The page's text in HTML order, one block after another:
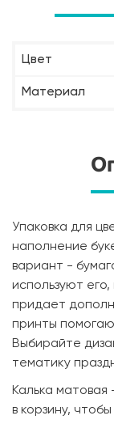
Цвет
Материал
Упаковка для
наполнение
вариант -
используют
придает
принты
Выбирайте
тематику
Калька
в корзину,